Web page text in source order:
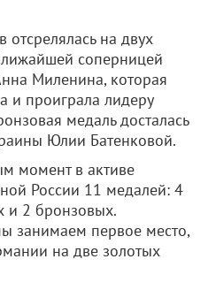
на двух
соперницей
Миленина, которая
и проиграла лидеру
медаль досталась
Юлии Батенковой.
момент в активе
России 11 медалей: 4
и 2 бронзовых.
занимаем первое место,
на две золотых